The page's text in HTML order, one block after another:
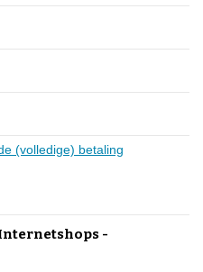
(volledige) betaling
-